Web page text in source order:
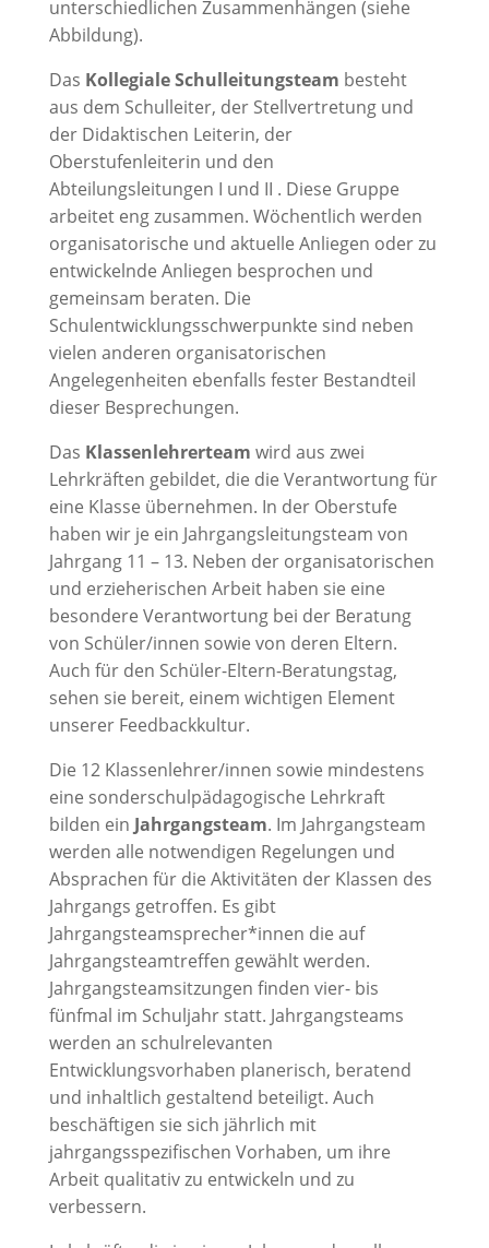
unterschiedlichen Zusammenhängen (siehe
Abbildung).
Das Kollegiale Schulleitungsteam besteht
aus dem Schulleiter, der Stellvertretung und
der Didaktischen Leiterin, der
Oberstufenleiterin und den
Abteilungsleitungen I und II . Diese Gruppe
arbeitet eng zusammen. Wöchentlich werden
organisatorische und aktuelle Anliegen oder zu
entwickelnde Anliegen besprochen und
gemeinsam beraten. Die
Schulentwicklungsschwerpunkte sind neben
vielen anderen organisatorischen
Angelegenheiten ebenfalls fester Bestandteil
dieser Besprechungen.
Das Klassenlehrerteam wird aus zwei
Lehrkräften gebildet, die die Verantwortung für
eine Klasse übernehmen. In der Oberstufe
haben wir je ein Jahrgangsleitungsteam von
Jahrgang 11 – 13. Neben der organisatorischen
und erzieherischen Arbeit haben sie eine
besondere Verantwortung bei der Beratung
von Schüler/innen sowie von deren Eltern.
Auch für den Schüler-Eltern-Beratungstag,
sehen sie bereit, einem wichtigen Element
unserer Feedbackkultur.
Die 12 Klassenlehrer/innen sowie mindestens
eine sonderschulpädagogische Lehrkraft
bilden ein Jahrgangsteam. Im Jahrgangsteam
werden alle notwendigen Regelungen und
Absprachen für die Aktivitäten der Klassen des
Jahrgangs getroffen. Es gibt
Jahrgangsteamsprecher*innen die auf
Jahrgangsteamtreffen gewählt werden.
Jahrgangsteamsitzungen finden vier- bis
fünfmal im Schuljahr statt. Jahrgangsteams
werden an schulrelevanten
Entwicklungsvorhaben planerisch, beratend
und inhaltlich gestaltend beteiligt. Auch
beschäftigen sie sich jährlich mit
jahrgangsspezifischen Vorhaben, um ihre
Arbeit qualitativ zu entwickeln und zu
verbessern.